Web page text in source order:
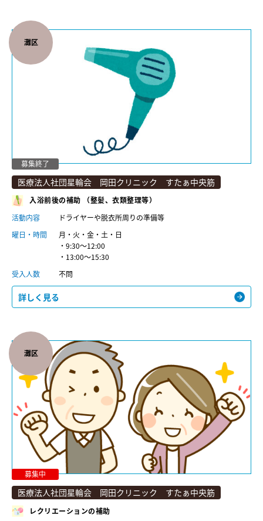
灘区
募集終了
医療法人社団星輪会 岡田クリニック すたぁ中央筋
入浴前後の補助 （整髪、衣類整理等）
活動内容
ドライヤーや脱衣所周りの準備等
曜日・時間
月・火・金・土・日
・9:30〜12:00
・13:00〜15:30
受入人数
不問
詳しく見る
灘区
募集中
医療法人社団星輪会 岡田クリニック すたぁ中央筋
レクリエーションの補助